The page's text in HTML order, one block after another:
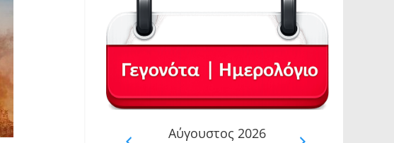
Αύγουστος 2026